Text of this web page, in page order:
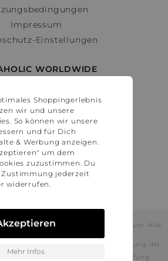
Impressum
Einstellungen
WORLDWIDE
Österreich
Schweiz
France
United States
in munich.
geltenden gesetzlichen Mehrwertsteuer. Alle
Rabatte, die durch die Nutzung der
unserer Partner voraussichtlich
führt keine vollständige Prüfung
Shoppingerlebnis
wir und unsere
So können wir unsere
und für Dich
& Werbung anzeigen.
um dem
zuzustimmen. Du
Zustimmung jederzeit
widerrufen.
Mehr Infos